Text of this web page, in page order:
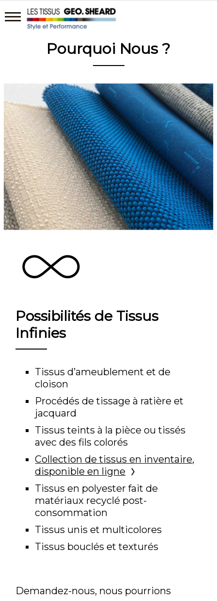
Pourquoi Nous ?
Possibilités de Tissus
Infinies
Tissus d’ameublement et de
cloison
Procédés de tissage à ratière et
jacquard
Tissus teints à la pièce ou tissés
avec des fils colorés
Collection de tissus en inventaire,
disponible en ligne
Tissus en polyester fait de
matériaux recyclé post-
consommation
Tissus unis et multicolores
Tissus bouclés et texturés
Demandez-nous, nous pourrions